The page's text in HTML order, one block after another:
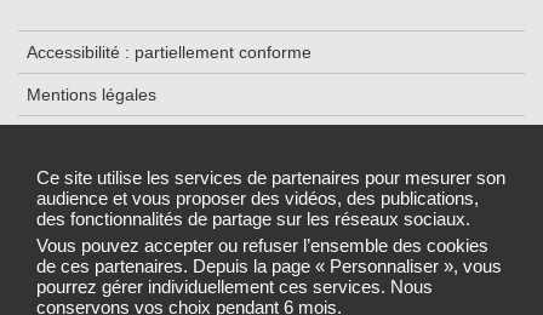
Ce site utilise les services de partenaires pour mesurer son
audience et vous proposer des vidéos, des publications,
des fonctionnalités de partage sur les réseaux sociaux.
Vous pouvez accepter ou refuser l’ensemble des cookies
de ces partenaires. Depuis la page « Personnaliser », vous
pourrez gérer individuellement ces services. Nous
conservons vos choix pendant 6 mois.
Accessibilité : partiellement conforme
Mentions légales
Plan du site
Gestion des cookies